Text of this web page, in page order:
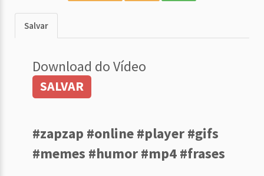
Salvar
Download do Vídeo
SALVAR
#zapzap #online #player #gifs
#memes #humor #mp4 #frases